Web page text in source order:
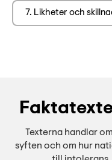
7. Likheter och
Texterna handlar
syften och om hur